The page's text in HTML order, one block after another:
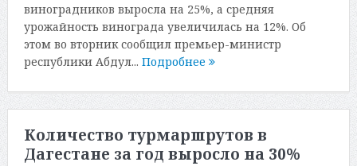
виноградников выросла на 25%, а средняя
урожайность винограда увеличилась на 12%. Об
этом во вторник сообщил премьер-министр
республики Абдул... Подробнее
Количество турмаршрутов в
Дагестане за год выросло на 30%